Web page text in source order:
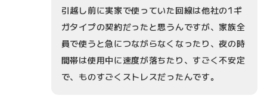
引越し前に実家で使っていた回線は他社の1ギ
ガタイプの契約だったと思うんですが、家族全
員で使うと急につながらなくなったり、夜の時
間帯は使用中に速度が落ちたり、すごく不安定
で、ものすごくストレスだったんです。